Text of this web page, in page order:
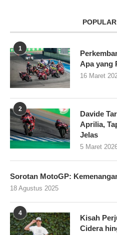
1
Apa yang
16 Maret
2
Davide
Aprilia,
Jelas
5 Maret
Sorotan MotoGP:
18 Agustus 2025
4
Kisah
Cidera